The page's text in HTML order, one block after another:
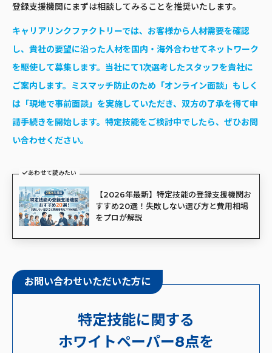
登録支援機関にまずは相談してみることを推奨いたします。
キャリアリンクファクトリーでは、お客様から人材需要を確認
し、貴社の要望に沿った人材を国内・海外合わせてネットワーク
を駆使して募集します。当社にて1次選考したスタッフを貴社に
ご案内します。ミスマッチ防止のため「オンライン面談」もしく
は「現地で事前面談」を実施していただき、双方の了承を得て申
請手続きを開始します。特定技能をご検討中でしたら、ぜひお問
い合わせください。
あわせて読みたい
【2026年最新】特定技能の登録支援機関お
すすめ20選！失敗しない選び方と費用相場
をプロが解説
お問い合わせいただいた方に
特定技能に関する
ホワイトペーパー8点を